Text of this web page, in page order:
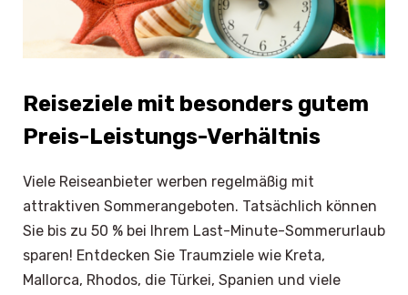
Reiseziele mit besonders gutem
Preis-Leistungs-Verhältnis
Viele Reiseanbieter werben regelmäßig mit
attraktiven Sommerangeboten. Tatsächlich können
Sie bis zu 50 % bei Ihrem Last-Minute-Sommerurlaub
sparen! Entdecken Sie Traumziele wie Kreta,
Mallorca, Rhodos, die Türkei, Spanien und viele